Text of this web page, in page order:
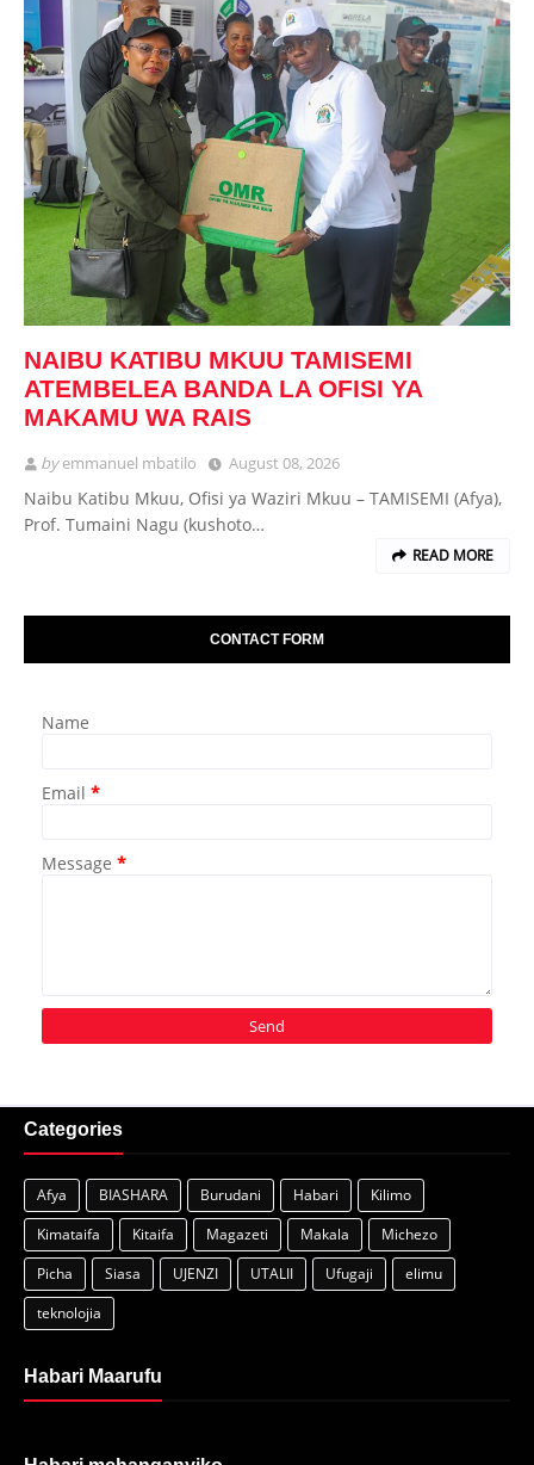
NAIBU KATIBU MKUU TAMISEMI
ATEMBELEA BANDA LA OFISI YA
MAKAMU WA RAIS
byemmanuel mbatilo August 08, 2026
Naibu Katibu Mkuu, Ofisi ya Waziri Mkuu – TAMISEMI (Afya),
Prof. Tumaini Nagu (kushoto…
READ MORE
CONTACT FORM
Name
Email *
Message *
Categories
Afya BIASHARA Burudani Habari
Kilimo
Kimataifa
Kitaifa Magazeti Makala
Michezo
Picha
Siasa UJENZI UTALII Ufugaji
elimu
teknolojia
Habari Maarufu